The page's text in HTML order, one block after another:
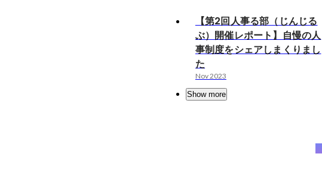
【第2回人事る部（じんじる
ぶ）開催レポート】自慢の人
事制度をシェアしまくりまし
た
Nov 2023
Show more